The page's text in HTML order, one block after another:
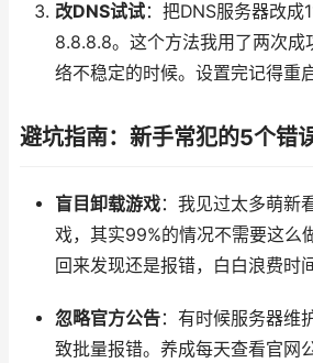
改DNS试试：把DNS服务器改成
8.8.8.8。这个方法我用了两次成
络不稳定的时候。设置完记得重
避坑指南：新手常犯的5个错
盲目卸载游戏：我见过太多萌新
戏，其实99%的情况不需要这么
回来发现还是报错，白白浪费时
忽略官方公告：有时候服务器维
致批量报错。养成每天查看官网